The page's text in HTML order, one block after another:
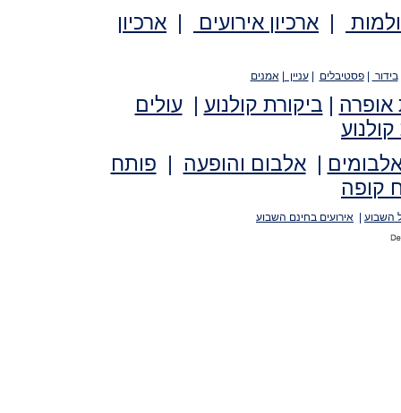
| ארכיון אירועים | ארכיון
בידור |פסטיבלים |עניין |אמנים
אופרה | ביקורת קולנוע |עולים
קולנוע
|אלבום והופעה | פותח
קופה
השבוע אירועים בחינם השבוע